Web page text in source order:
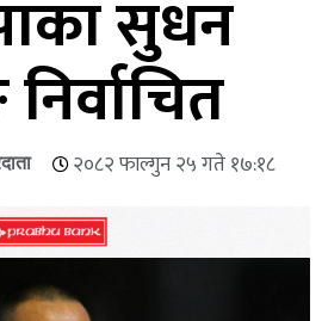
सुधन
२०८२ फाल्गुन २५ गते १७:१८